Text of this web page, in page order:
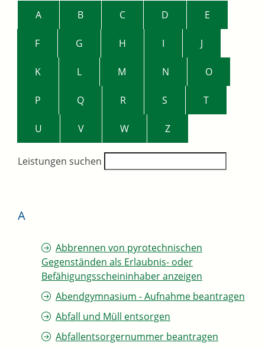
A B C D E
F G H I J
K L M N O
P Q R S T
U V W Z
Leistungen suchen
A
Abbrennen von pyrotechnischen
Gegenständen als Erlaubnis- oder
Befähigungsscheininhaber anzeigen
Abendgymnasium - Aufnahme beantragen
Abfall und Müll entsorgen
Abfallentsorgernummer beantragen